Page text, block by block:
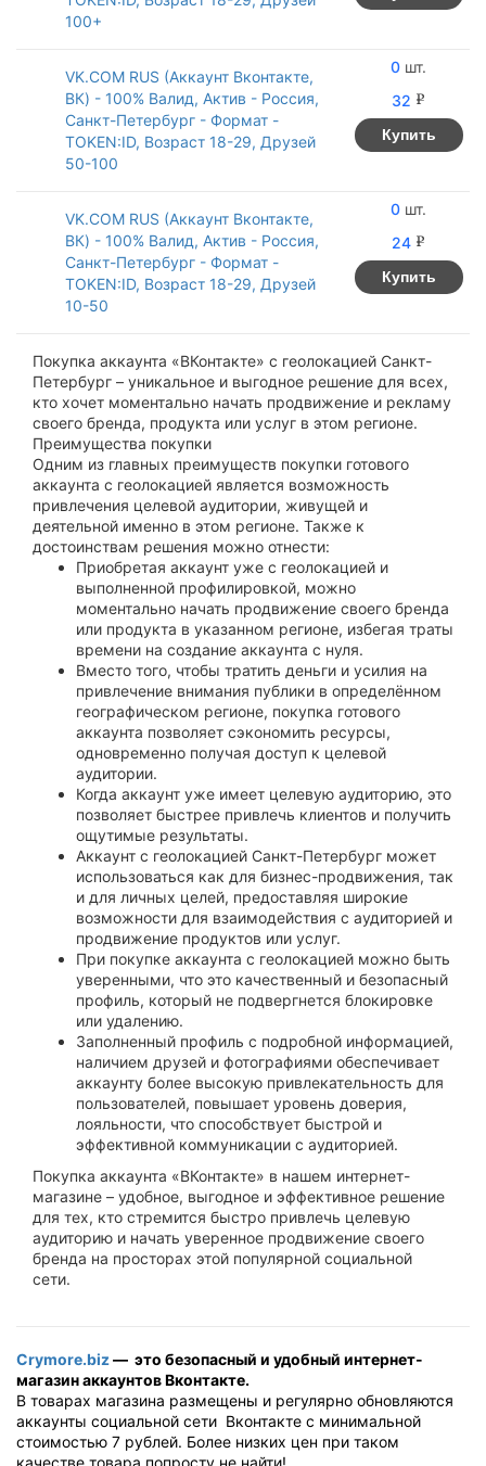
100+
VK.COM RUS (Аккаунт Вконтакте,
ВК) - 100% Валид, Актив - Россия,
Санкт-Петербург - Формат -
TOKEN:ID, Возраст 18-29, Друзей
50-100
0
32 v
Купить
VK.COM RUS (Аккаунт Вконтакте,
ВК) - 100% Валид, Актив - Россия,
Санкт-Петербург - Формат -
TOKEN:ID, Возраст 18-29, Друзей
10-50
0
24 v
Купить
Покупка аккаунта «ВКонтакте» с геолокацией Санкт-
Петербург – уникальное и выгодное решение для всех,
кто хочет моментально начать продвижение и рекламу
своего бренда, продукта или услуг в этом регионе.
Преимущества покупки
Одним из главных преимуществ покупки готового
аккаунта с геолокацией является возможность
привлечения целевой аудитории, живущей и
деятельной именно в этом регионе. Также к
достоинствам решения можно отнести:
Приобретая аккаунт уже с геолокацией и
выполненной профилировкой, можно
моментально начать продвижение своего бренда
или продукта в указанном регионе, избегая траты
времени на создание аккаунта с нуля.
Вместо того, чтобы тратить деньги и усилия на
привлечение внимания публики в определённом
географическом регионе, покупка готового
аккаунта позволяет сэкономить ресурсы,
одновременно получая доступ к целевой
аудитории.
Когда аккаунт уже имеет целевую аудиторию, это
позволяет быстрее привлечь клиентов и получить
ощутимые результаты.
Аккаунт с геолокацией Санкт-Петербург может
использоваться как для бизнес-продвижения, так
и для личных целей, предоставляя широкие
возможности для взаимодействия с аудиторией и
продвижение продуктов или услуг.
При покупке аккаунта с геолокацией можно быть
уверенными, что это качественный и безопасный
профиль, который не подвергнется блокировке
или удалению.
Заполненный профиль с подробной информацией,
наличием друзей и фотографиями обеспечивает
аккаунту более высокую привлекательность для
пользователей, повышает уровень доверия,
лояльности, что способствует быстрой и
эффективной коммуникации с аудиторией.
Покупка аккаунта «ВКонтакте» в нашем интернет-
магазине – удобное, выгодное и эффективное решение
для тех, кто стремится быстро привлечь целевую
аудиторию и начать уверенное продвижение своего
бренда на просторах этой популярной социальной
сети.
Crymore.biz— это безопасный и удобный интернет-
магазин аккаунтов Вконтакте.
В товарах магазина размещены и регулярно обновляются
аккаунты социальной сети Вконтакте с минимальной
стоимостью 7 рублей. Более низких цен при таком
качестве товара попросту не найти!